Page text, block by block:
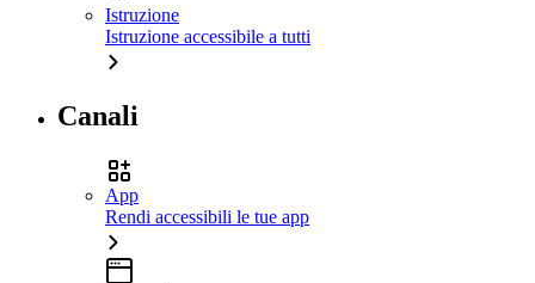
Istruzione
Istruzione accessibile a tutti
Canali
App
Rendi accessibili le tue app